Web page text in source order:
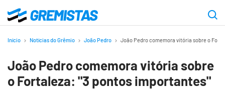
para
principal
Gremistas
Início Notícias do Grêmio João Pedro João Pedro comemora vitória sobre o
João Pedro comemora vitória sobre
o Fortaleza: "3 pontos importantes"